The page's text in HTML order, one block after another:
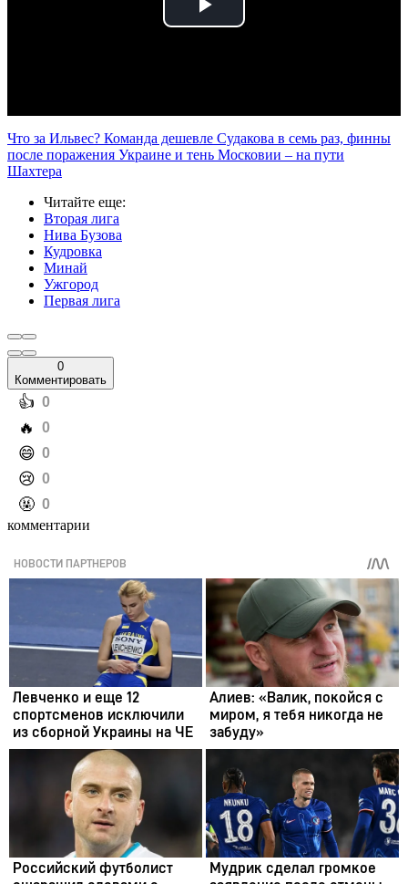
Play
Что за Ильвес? Команда дешевле Судакова в семь раз, финны
после поражения Украине и тень Московии – на пути
Шахтера
Читайте еще:
Вторая лига
Нива Бузова
Кудровка
Минай
Ужгород
Первая лига
0
Комментировать
️👍 0
️🔥 0
️😄 0
️😢 0
️🤬 0
комментарии